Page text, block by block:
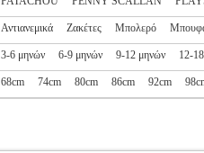
Αντιανεμικά Ζακέτες Μπολερό
3-6 μηνών 6-9 μηνών 9-12 μηνών 12-
68cm 74cm 80cm 86cm 92cm